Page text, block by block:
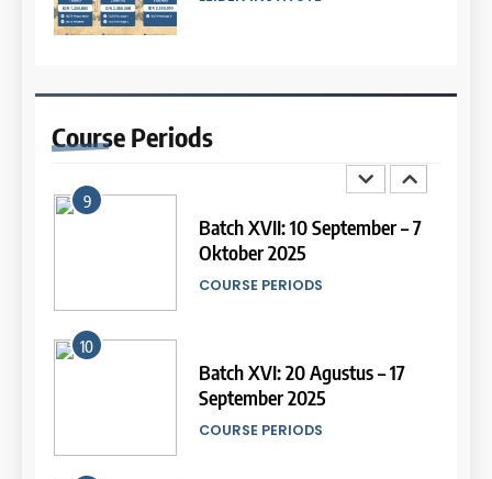
LEIDEN INSTITUTE
14
Study IELTS Practice
LEIDEN INSTITUTE
15
Online IELTS Courses
LEIDEN INSTITUTE
Course PeriodsCOURSE PERIODS
9
Batch XVII: 10 September – 7
Oktober 2025
COURSE PERIODS
10
Batch XVI: 20 Agustus – 17
September 2025
COURSE PERIODS